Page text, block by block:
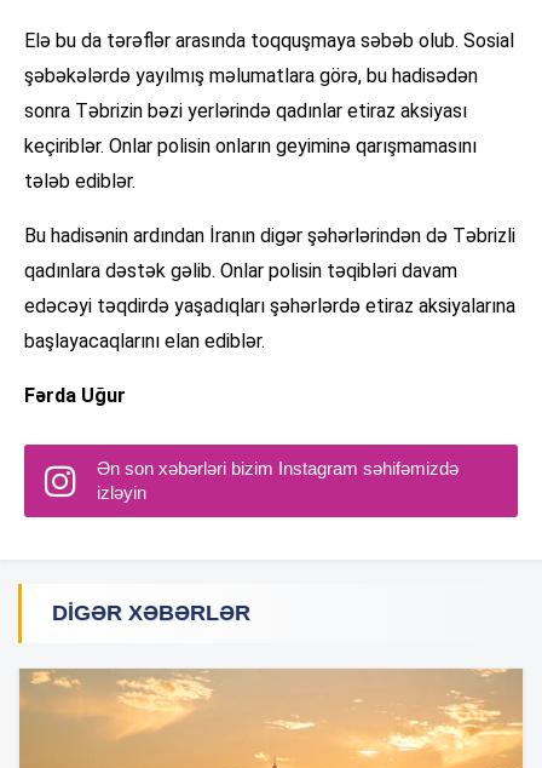
Elə bu da tərəflər arasında toqquşmaya səbəb olub. Sosial
şəbəkələrdə yayılmış məlumatlara görə, bu hadisədən
sonra Təbrizin bəzi yerlərində qadınlar etiraz aksiyası
keçiriblər. Onlar polisin onların geyiminə qarışmamasını
tələb ediblər.
Bu hadisənin ardından İranın digər şəhərlərindən də Təbrizli
qadınlara dəstək gəlib. Onlar polisin təqibləri davam
edəcəyi təqdirdə yaşadıqları şəhərlərdə etiraz aksiyalarına
başlayacaqlarını elan ediblər.
Fərda Uğur
Ən son xəbərləri bizim Instagram səhifəmizdə
izləyin
DIGƏR XƏBƏRLƏR